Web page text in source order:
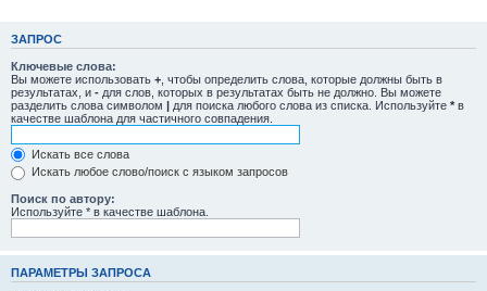
ЗАПРОС
Ключевые слова:
Вы можете использовать + , чтобы определить слова, которые должны быть в
результатах, и - для слов, которых в результатах быть не должно. Вы можете
разделить слова символом | для поиска любого слова из списка. Используйте * в
качестве шаблона для частичного совпадения.
Искать все слова
Искать любое слово/поиск с языком запросов
Поиск по автору:
Используйте * в качестве шаблона.
ПАРАМЕТРЫ ЗАПРОСА